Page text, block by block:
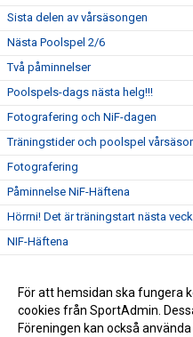
Sista delen av vårsäsongen
Nästa Poolspel 2/6
Två påminnelser
Poolspels-dags nästa helg!!!
Fotografering och NiF-dagen
Träningstider och poolspel
Fotografering
Påminnelse NiF-Häftena
Hörrni! Det är träningstart nästa
NIF-Häftena
Anläggningsdagen 6/4
Sammanfattning föräldramöte NIF
För att hemsidan ska fungera
cookies från SportAdmin.
Föreningen kan också